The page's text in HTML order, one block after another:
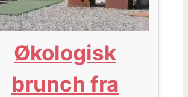
Økologisk
brunch fra